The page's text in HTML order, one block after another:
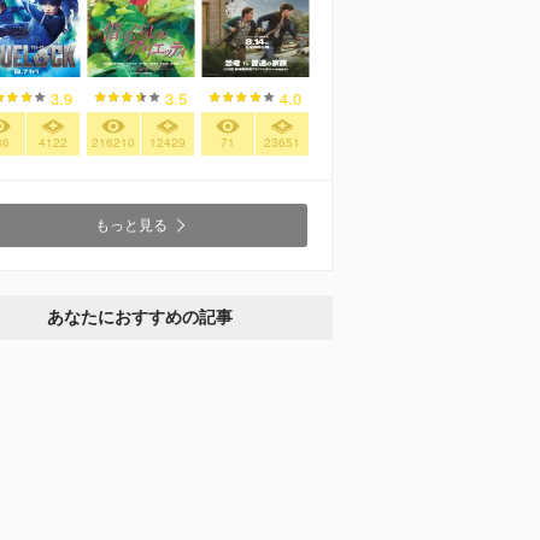
3.9
4122
3.5
216210 12429
4.0
71 23651
もっと見る
あなたにおすすめの記事